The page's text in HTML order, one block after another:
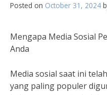
Posted on October 31, 2024
Mengapa Media Sosial
Anda
Media sosial saat ini
yang paling populer